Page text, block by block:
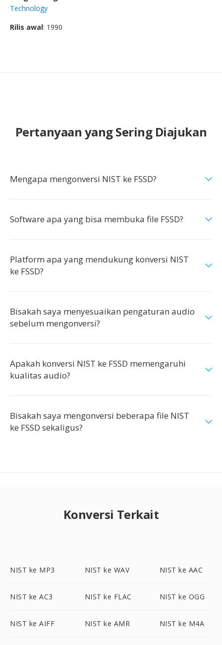
Technology
Rilis awal: 1990
Pertanyaan yang Sering Diajukan
Mengapa mengonversi NIST ke FSSD?
Software apa yang bisa membuka file FSSD?
Platform apa yang mendukung konversi NIST
ke FSSD?
Bisakah saya menyesuaikan pengaturan audio
sebelum mengonversi?
Apakah konversi NIST ke FSSD memengaruhi
kualitas audio?
Bisakah saya mengonversi beberapa file NIST
ke FSSD sekaligus?
Konversi Terkait
NIST ke MP3 NIST ke WAV NIST ke AAC
NIST ke AC3 NIST ke FLAC NIST ke OGG
NIST ke AIFF NIST ke AMR NIST ke M4A